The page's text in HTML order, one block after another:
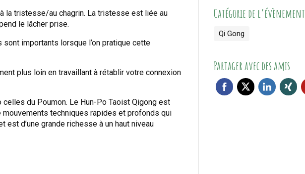
la tristesse/au chagrin. La tristesse est liée au
le lâcher prise.
importants lorsque l’on pratique cette
plus loin en travaillant à rétablir votre connexion
du Poumon. Le Hun-Po Taoist Qigong est
techniques rapides et profonds qui
d’une grande richesse à un haut niveau
Catégorie de l’évènement
Qi Gong
Partager avec des amis